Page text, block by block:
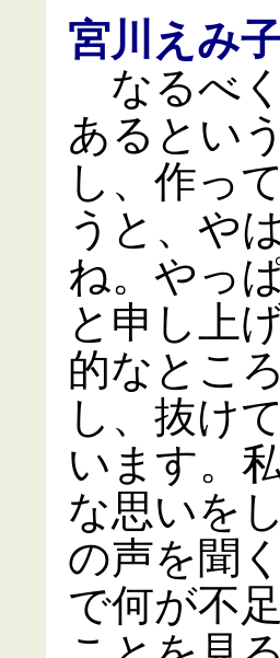
宮川えみ
なるべ
あるとい
し、作っ
うと、や
ね。やっ
と申し上
的なとこ
し、抜け
います。
な思いを
の声を聞
で何が不